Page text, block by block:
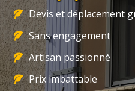
Devis et déplacement
Sans engagement
Artisan passionné
Prix imbattable